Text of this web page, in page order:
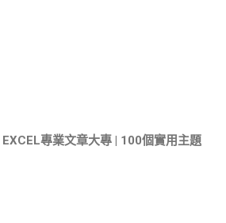
EXCEL專業文章大專 | 100個實用主題